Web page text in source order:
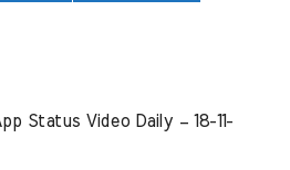
Status Video Daily – 18-11-